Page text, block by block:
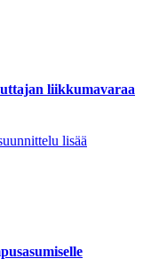
liikkumavaraa
lisää